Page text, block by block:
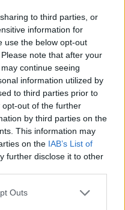
to third parties, or
information for
use the below opt-out
note that after your
continue seeing
information utilized by
to third parties prior to
out of the further
by third parties on the
This information may
on the IAB’s List of
further disclose it to other
Outs
que pasar y no de un
esperan que un niño
sentado, tome
y rodillas, y balbucee.
igual su desarrollo
dudas, lo que
el pediatra. Él te dirá
en el desarrollo
algún tipo de ejercicio